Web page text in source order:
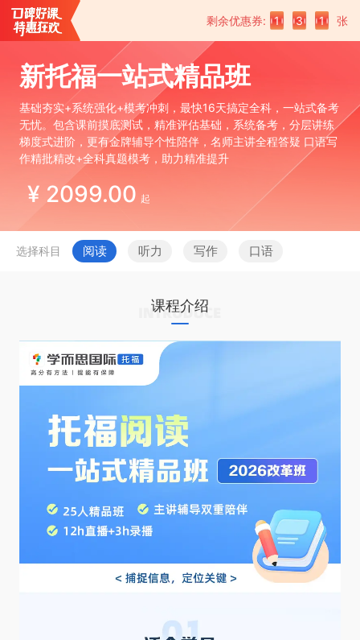
剩余优惠券: 1 3 1 张
新托福一站式精品班
基础夯实+系统强化+模考冲刺，最快16天搞定全科，一站式备考
无忧。包含课前摸底测试，精准评估基础，系统备考，分层讲练
梯度式进阶，更有金牌辅导个性陪伴，名师主讲全程答疑 口语写
作精批精改+全科真题模考，助力精准提升
¥ 2099.00 起
选择科目 阅读 听力 写作 口语
课程介绍